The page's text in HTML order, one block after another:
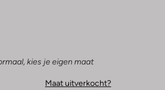
kies je eigen maat
Maat uitverkocht?